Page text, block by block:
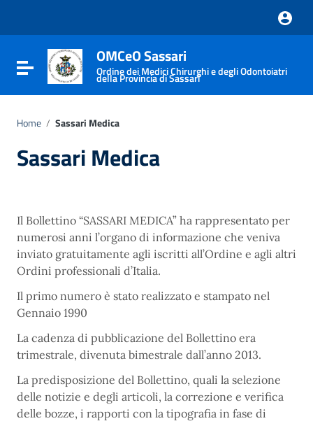
Vai al footer
Attiva / disattiva la navigazione
OMCeO Sassari
Ordine dei Medici Chirurghi e degli Odontoiatri
della Provincia di Sassari
Home / Sassari Medica
Sassari Medica
Il Bollettino “SASSARI MEDICA” ha rappresentato per
numerosi anni l’organo di informazione che veniva
inviato gratuitamente agli iscritti all’Ordine e agli altri
Ordini professionali d’Italia.
Il primo numero è stato realizzato e stampato nel
Gennaio 1990
La cadenza di pubblicazione del Bollettino era
trimestrale, divenuta bimestrale dall’anno 2013.
La predisposizione del Bollettino, quali la selezione
delle notizie e degli articoli, la correzione e verifica
delle bozze, i rapporti con la tipografia in fase di